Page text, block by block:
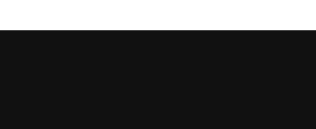
Facebook
Twitter
WhatsApp
Messenger
GmailShare